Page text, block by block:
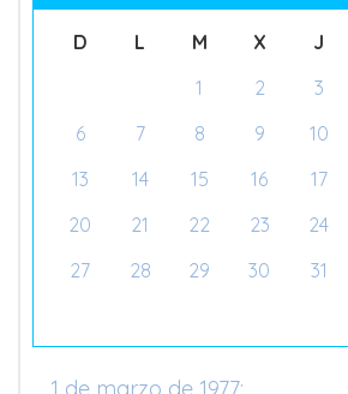
D L M X J
1
2 3
6
7 8 9 10
13
14 15 16 17
20
21 22 23 24
27
28 29 30 31